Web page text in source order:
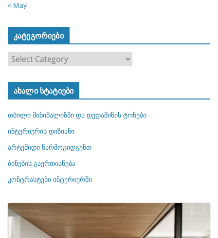
« May
კატეგორიები
ტ
ო
რ
ბ
ი
ახალი სტატიები
თბილი მინიმალიზმი და დედამიწის ტონები
ინტერიერის დიზიანი
არტემიდი წარმოგიდგენთ
ბინების გაერთიანება
კონტრასტები ინტერიერში